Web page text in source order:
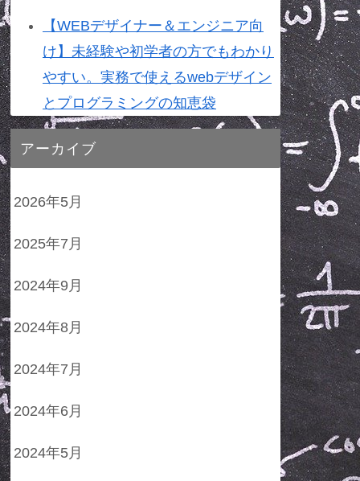
【WEBデザイナー＆エンジニア向
け】未経験や初学者の方でもわかり
やすい。実務で使えるwebデザイン
とプログラミングの知恵袋
アーカイブ
2026年5月
2025年7月
2024年9月
2024年8月
2024年7月
2024年6月
2024年5月